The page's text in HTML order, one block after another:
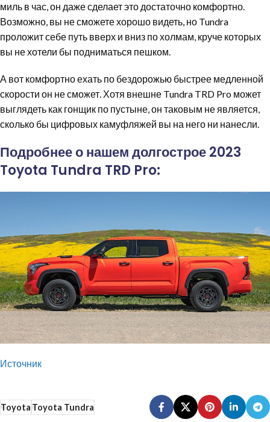
миль в час, он даже сделает это достаточно комфортно.
Возможно, вы не сможете хорошо видеть, но Tundra
проложит себе путь вверх и вниз по холмам, круче которых
вы не хотели бы подниматься пешком.
А вот комфортно ехать по бездорожью быстрее медленной
скорости он не сможет. Хотя внешне Tundra TRD Pro может
выглядеть как гонщик по пустыне, он таковым не является,
сколько бы цифровых камуфляжей вы на него ни нанесли.
Подробнее о нашем долгострое 2023
Toyota Tundra TRD Pro:
Источник
ToyotaToyota Tundra